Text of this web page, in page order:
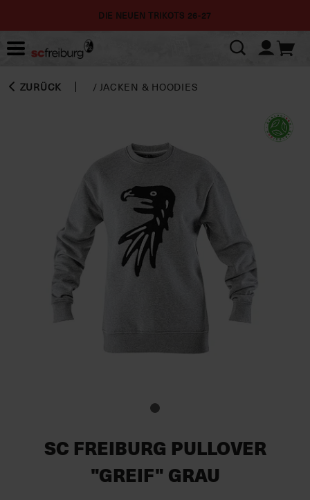
DIE NEUEN TRIKOTS 26-27
ZURÜCK /JACKEN & HOODIES
SC FREIBURG PULLOVER
"GREIF" GRAU